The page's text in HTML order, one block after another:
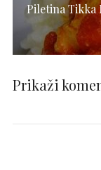
Piletina Tikka
Prikaži